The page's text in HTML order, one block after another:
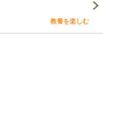
教養を楽しむ